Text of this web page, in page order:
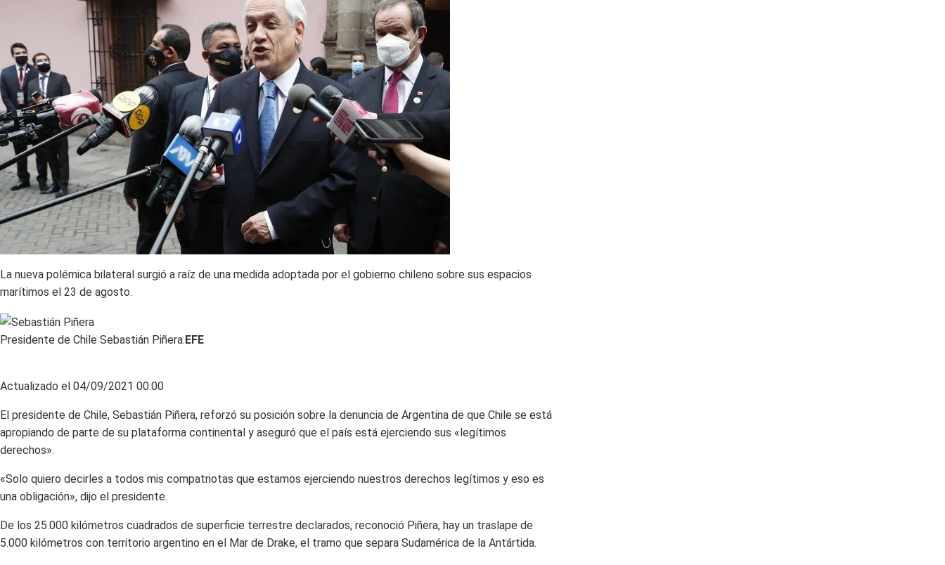
La nueva polémica bilateral surgió a raíz de una medida adoptada por el gobierno chileno sobre sus espacios
marítimos el 23 de agosto.
Presidente de Chile Sebastián Piñera.EFE
Actualizado el 04/09/2021 00:00
El presidente de Chile, Sebastián Piñera, reforzó su posición sobre la denuncia de Argentina de que Chile se está
apropiando de parte de su plataforma continental y aseguró que el país está ejerciendo sus «legítimos
derechos».
«Solo quiero decirles a todos mis compatriotas que estamos ejerciendo nuestros derechos legítimos y eso es
una obligación», dijo el presidente.
De los 25.000 kilómetros cuadrados de superficie terrestre declarados, reconoció Piñera, hay un traslape de
5.000 kilómetros con territorio argentino en el Mar de Drake, el tramo que separa Sudamérica de la Antártida.